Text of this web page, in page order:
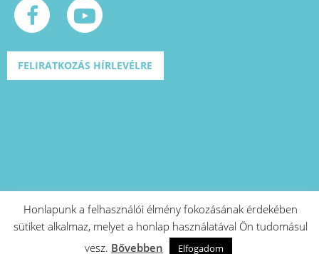
FELIRATKOZÁS HÍRLEVÉLRE
A projekt azonosító száma: EFOP-1.2.1-
15-2016-00573
Honlapunk a felhasználói élmény fokozásának érdekében
sütiket alkalmaz, melyet a honlap használatával Ön tudomásul
vesz. Bővebben Elfogadom